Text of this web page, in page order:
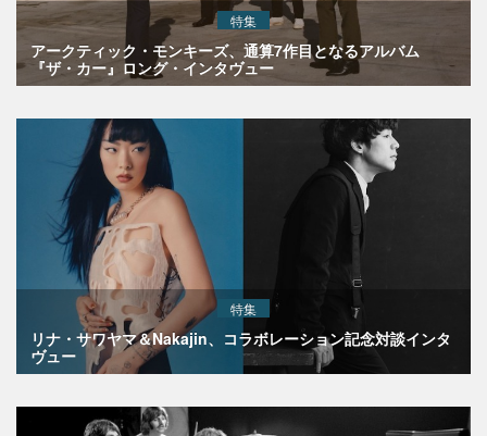
特集
アークティック・モンキーズ、通算7作目となるアルバム
『ザ・カー』ロング・インタヴュー
特集
リナ・サワヤマ＆Nakajin、コラボレーション記念対談インタ
ヴュー